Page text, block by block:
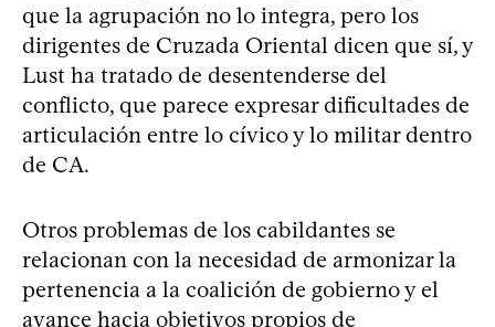
que la agrupación no lo integra, pero los
dirigentes de Cruzada Oriental dicen que sí, y
Lust ha tratado de desentenderse del
conflicto, que parece expresar dificultades de
articulación entre lo cívico y lo militar dentro
de CA.
Otros problemas de los cabildantes se
relacionan con la necesidad de armonizar la
pertenencia a la coalición de gobierno y el
avance hacia objetivos propios de